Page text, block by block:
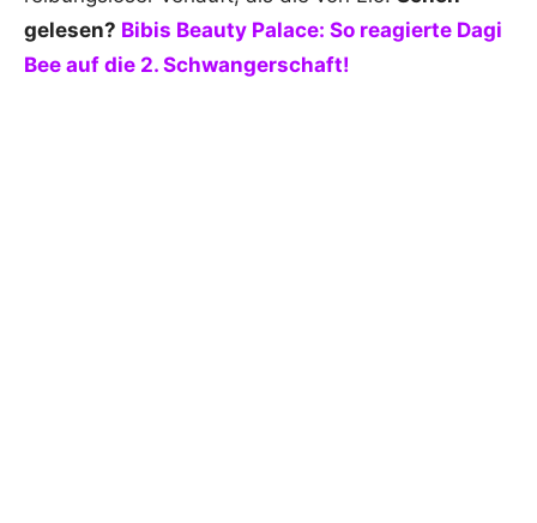
gelesen? Bibis Beauty Palace: So reagierte Dagi
Bee auf die 2. Schwangerschaft!